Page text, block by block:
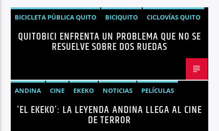
BICICLETA PÚBLICA QUITO BICIQUITO
CICLOVÍAS QUITO
EDITORIAL
METRO DE QUITO BICICLETA
MOVILIDAD ACTIVA QUITO
MOVILIDAD SOSTENIBLE QUITO
QUITOBICI
QUITOBICI ENFRENTA UN PROBLEMA QUE NO SE
RESUELVE SOBRE DOS RUEDAS
ANDINA CINE EKEKO NOTICIAS
PELÍCULAS
TENDENCIAS
TERROR
‘EL EKEKO’: LA LEYENDA ANDINA LLEGA AL CINE
DE TERROR